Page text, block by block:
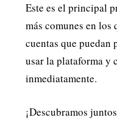
Este es el principal
más comunes en los
cuentas que
usar la plataforma y
inmediatamente.
¡Descubramos